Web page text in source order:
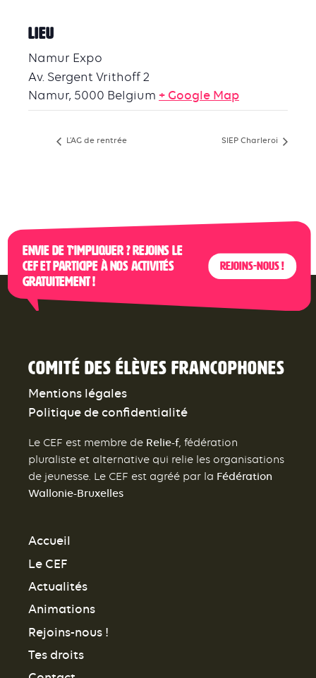
LIEU
Namur Expo
Av. Sergent Vrithoff 2
Namur, 5000 Belgium + Google Map
L’AG de rentrée SIEP Charleroi
Envie de t’impliquer ? Rejoins le
CEF et participe à nos activités
gratuitement !
Rejoins-nous !
Comité des élèves francophones
Mentions légales
Politique de confidentialité
Le CEF est membre de Relie-f , fédération
pluraliste et alternative qui relie les organisations
de jeunesse. Le CEF est agréé par la Fédération
Wallonie-Bruxelles
Accueil
Le CEF
Actualités
Animations
Rejoins-nous !
Tes droits